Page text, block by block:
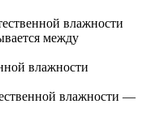
влажности
между
влажности
влажности —